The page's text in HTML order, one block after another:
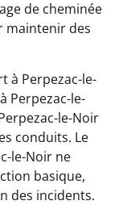
de cheminée
maintenir des
à Perpezac-le-
Perpezac-le-
le-Noir
conduits. Le
le-Noir ne
basique,
des incidents.